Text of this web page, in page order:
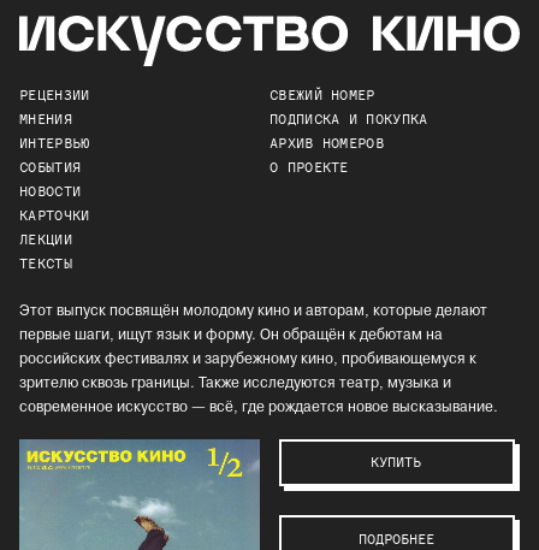
РЕЦЕНЗИИ
МНЕНИЯ
ИНТЕРВЬЮ
СОБЫТИЯ
НОВОСТИ
КАРТОЧКИ
ЛЕКЦИИ
ТЕКСТЫ
СВЕЖИЙ НОМЕР
ПОДПИСКА И ПОКУПКА
АРХИВ НОМЕРОВ
О ПРОЕКТЕ
Этот выпуск посвящён молодому кино и авторам, которые делают
первые шаги, ищут язык и форму. Он обращён к дебютам на
российских фестивалях и зарубежному кино, пробивающемуся к
зрителю сквозь границы. Также исследуются театр, музыка и
современное искусство — всё, где рождается новое высказывание.
КУПИТЬ
ПОДРОБНЕЕ